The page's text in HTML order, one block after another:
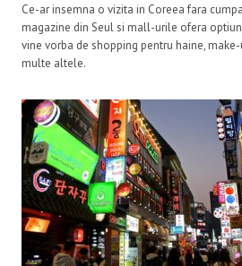
Ce-ar insemna o vizita in Coreea fara
magazine din Seul si mall-urile ofera
vine vorba de shopping pentru haine,
multe altele.